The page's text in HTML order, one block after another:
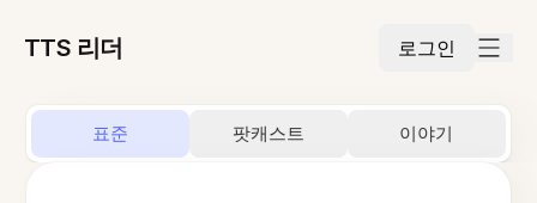
TTS 리더 로그인
표준 팟캐스트 이야기